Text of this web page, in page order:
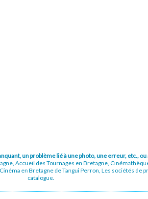
un problème lié à une photo, une erreur, etc.,
Accueil des Tournages en Bretagne,
en Bretagne de Tangui Perron, Les sociétés de
catalogue.